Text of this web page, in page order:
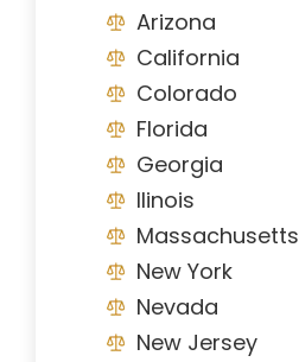
Arizona
California
Colorado
Florida
Georgia
Ilinois
Massachusetts
New York
Nevada
New Jersey